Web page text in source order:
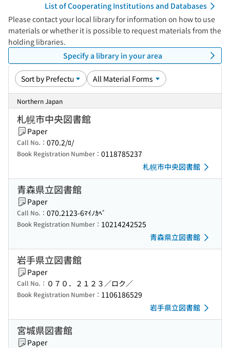
List of Cooperating Institutions and Databases
Please contact your local library for information on how to use
materials or whether it is possible to request materials from the
holding libraries.
Specify a library in your area
Northern Japan
札幌市中央図書館
Paper
Call No.： 070.2/ﾛ/
Book Registration Number： 0118785237
札幌市中央図書館
青森県立図書館
Paper
Call No.： 070.2123-6ﾏｲﾉｶﾍﾞ
Book Registration Number： 10214242525
青森県立図書館
岩手県立図書館
Paper
Call No.： ０７０．２１２３／ロク／
Book Registration Number： 1106186529
岩手県立図書館
宮城県図書館
Paper